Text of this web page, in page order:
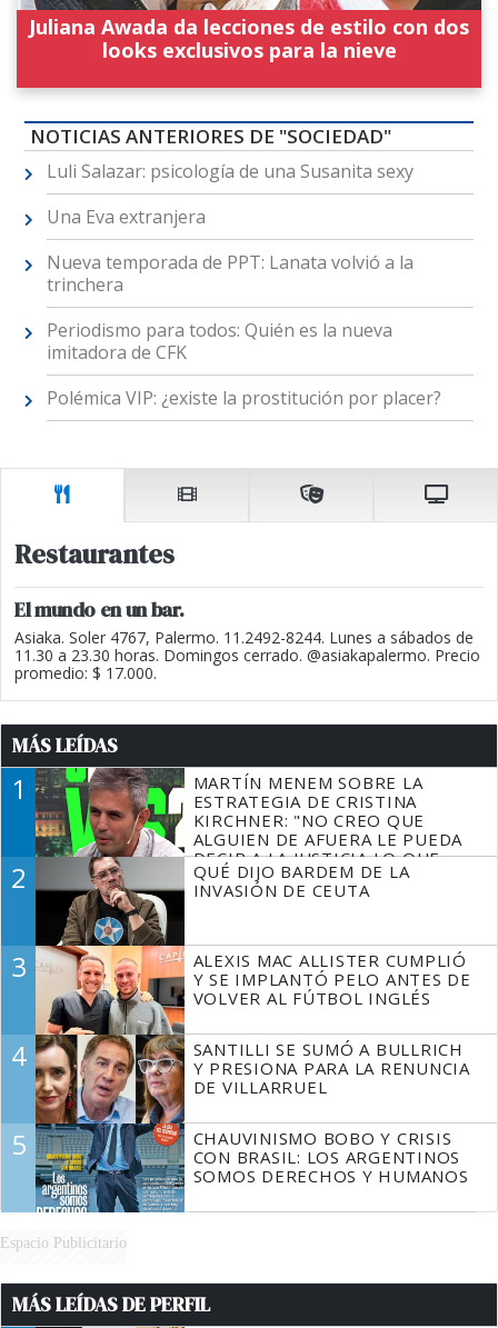
Juliana Awada da lecciones de estilo con dos
looks exclusivos para la nieve
NOTICIAS ANTERIORES DE "SOCIEDAD"
Luli Salazar: psicología de una Susanita sexy
Una Eva extranjera
Nueva temporada de PPT: Lanata volvió a la
trinchera
Periodismo para todos: Quién es la nueva
imitadora de CFK
Polémica VIP: ¿existe la prostitución por placer?
Restaurantes
El mundo en un bar.
Asiaka. Soler 4767, Palermo. 11.2492-8244. Lunes a sábados de
11.30 a 23.30 horas. Domingos cerrado. @asiakapalermo. Precio
promedio: $ 17.000.
MÁS LEÍDAS
1
MARTÍN MENEM SOBRE LA
ESTRATEGIA DE CRISTINA
KIRCHNER: "NO CREO QUE
ALGUIEN DE AFUERA LE PUEDA
DECIR A LA JUSTICIA LO QUE
TIENE QUE HACER"
2
QUÉ DIJO BARDEM DE LA
INVASIÓN DE CEUTA
3
ALEXIS MAC ALLISTER CUMPLIÓ
Y SE IMPLANTÓ PELO ANTES DE
VOLVER AL FÚTBOL INGLÉS
4
SANTILLI SE SUMÓ A BULLRICH
Y PRESIONA PARA LA RENUNCIA
DE VILLARRUEL
5
CHAUVINISMO BOBO Y CRISIS
CON BRASIL: LOS ARGENTINOS
SOMOS DERECHOS Y HUMANOS
Espacio Publicitario
MÁS LEÍDAS DE PERFIL